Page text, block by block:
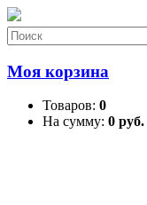
Моя корзина
Товаров: 0
На сумму: 0 руб.